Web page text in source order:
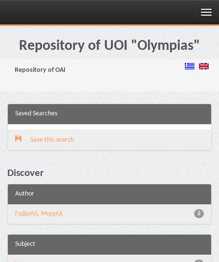
Skip
navigationRepository of UOI "Olympias"
Repository of OAI
Saved Searches
Save this search
Discover
Author
2
Γαβριήλ, Μιχαήλ
Subject